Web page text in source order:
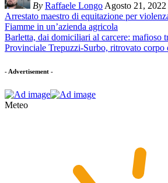
By Raffaele Longo Agosto 21, 2022
Arrestato maestro di equitazione per
Fiamme in un’azienda agricola
Barletta, dai domiciliari al carcere: mafioso
Provinciale Trepuzzi-Surbo, ritrovato corpo
- Advertisement -
Meteo